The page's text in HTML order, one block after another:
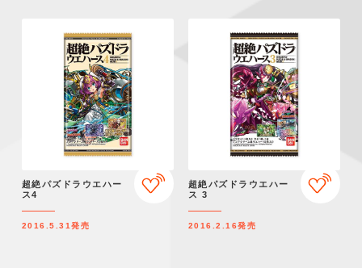
超絶パズドラウエハー
ス4
2016.5.31発売
超絶パズドラウエハー
ス 3
2016.2.16発売